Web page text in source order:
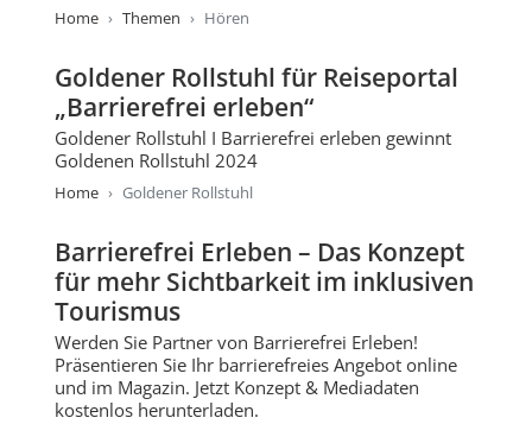
Home Themen Hören
Goldener Rollstuhl für Reiseportal
„Barrierefrei erleben“
Goldener Rollstuhl I Barrierefrei erleben gewinnt
Goldenen Rollstuhl 2024
Home Goldener Rollstuhl
Barrierefrei Erleben – Das Konzept
für mehr Sichtbarkeit im inklusiven
Tourismus
Werden Sie Partner von Barrierefrei Erleben!
Präsentieren Sie Ihr barrierefreies Angebot online
und im Magazin. Jetzt Konzept & Mediadaten
kostenlos herunterladen.